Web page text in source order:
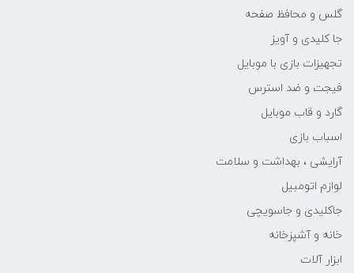
گلس و محافظ صفحه
جا کلیدی و آویز
تجهیزات بازی با موبایل
فیجت و ضد استرس
گارد و قاب موبایل
اسباب بازی
آرایشی ، بهداشت و سلامت
لوازم اتومبیل
جاکلیدی و جاسویچی
خانه و آشپزخانه
ابزار آلات